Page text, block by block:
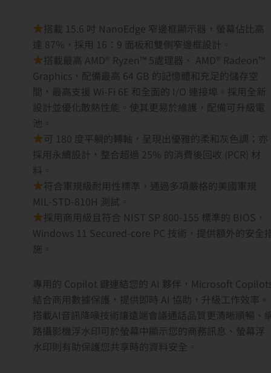
搭載 15.6 吋 NanoEdge 窄邊框顯示器，螢幕佔比高
達 87%，採用 16：9 面板和雙側窄邊框設計。
搭載最高 AMD® Ryzen™ 5處理器、 AMD® Radeon™
Graphics，配備最高 64 GB 的記憶體和充足的儲存空
間，最高支援 Wi-Fi 6E 和全面的 I/O 連接埠。採用全新
設計並優化散熱性能。使其更易於維護，配備可升級電
池。
可 180 度平躺的轉軸，呈現出優雅的柔和灰色調；亦
採用永續設計，整合超過 25% 的消費後回收 (PCR) 材
料。
符合軍規級耐用性標準，通過多項嚴格的美國軍規
MIL-STD-810H 測試。
採用商用級且符合 NIST SP 800-155 標準的 BIOS，
Windows 11 Secured-core PC 技術，提供額外的安全
施。
專用的 Copilot 鍵連結您的 AI 夥伴，Microsoft
結合商用數據保護，提供即時 AI 協助，升級工作效率。
搭載AI音訊降噪技術讓遠端會議通話品質更清晰順暢、
路攝影機浮水印可於螢幕中顯示您的商務訊息、螢幕浮
水印則有助保護您共享時的資料安全。